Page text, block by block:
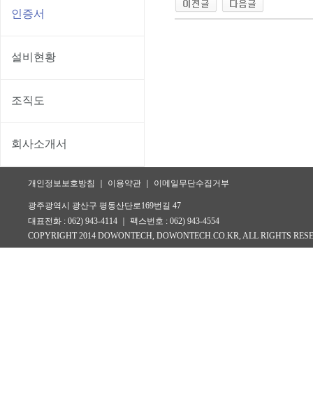
인증서
설비현황
조직도
회사소개서
개인정보보호방침 ｜ 이용약관 ｜ 이메일무단수집거부
광주광역시 광산구 평동산단로169번길 47
대표전화 : 062) 943-4114 ｜ 팩스번호 : 062) 943-4554
COPYRIGHT 2014 DOWONTECH, DOWONTECH.CO.KR, ALL RIGHTS